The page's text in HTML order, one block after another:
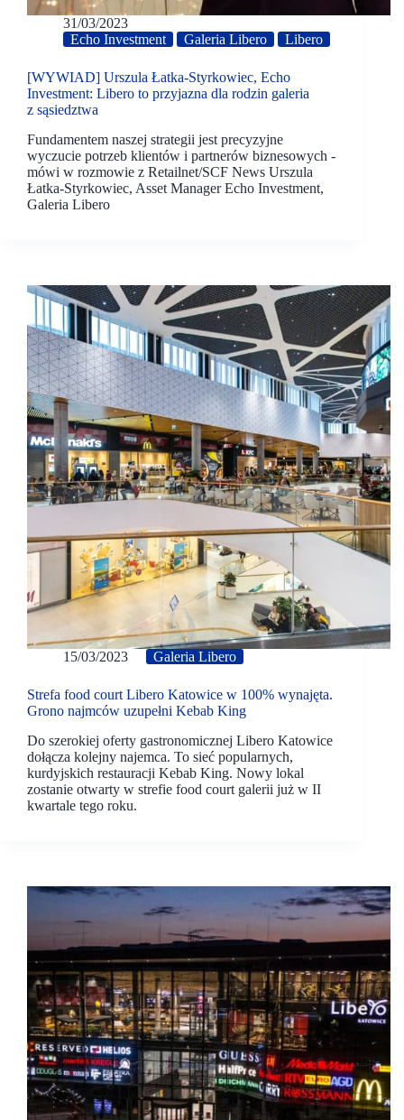
31/03/2023
Echo Investment
Galeria Libero Libero
[WYWIAD] Urszula Łatka-Styrkowiec, Echo
Investment: Libero to przyjazna dla rodzin galeria
z sąsiedztwa
Fundamentem naszej strategii jest precyzyjne
wyczucie potrzeb klientów i partnerów biznesowych -
mówi w rozmowie z Retailnet/SCF News Urszula
Łatka-Styrkowiec, Asset Manager Echo Investment,
Galeria Libero
15/03/2023 Galeria Libero
Strefa food court Libero Katowice w 100% wynajęta.
Grono najmców uzupełni Kebab King
Do szerokiej oferty gastronomicznej Libero Katowice
dołącza kolejny najemca. To sieć popularnych,
kurdyjskich restauracji Kebab King. Nowy lokal
zostanie otwarty w strefie food court galerii już w II
kwartale tego roku.